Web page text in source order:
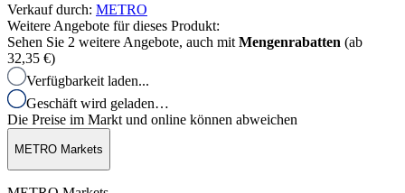
Verkauf durch: METRO
Weitere Angebote für dieses Produkt:
Sehen Sie 2 weitere Angebote, auch mit Mengenrabatten (ab
32,35 €)
Verfügbarkeit laden...
Geschäft wird geladen…
Die Preise im Markt und online können abweichen
METRO Markets